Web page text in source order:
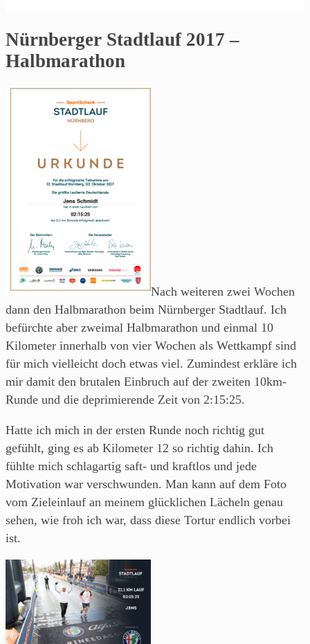
Nürnberger Stadtlauf 2017 –
Halbmarathon
Nach weiteren zwei Wochen
dann den Halbmarathon beim Nürnberger Stadtlauf. Ich
befürchte aber zweimal Halbmarathon und einmal 10
Kilometer innerhalb von vier Wochen als Wettkampf sind
für mich vielleicht doch etwas viel. Zumindest erkläre ich
mir damit den brutalen Einbruch auf der zweiten 10km-
Runde und die deprimierende Zeit von 2:15:25.
Hatte ich mich in der ersten Runde noch richtig gut
gefühlt, ging es ab Kilometer 12 so richtig dahin. Ich
fühlte mich schlagartig saft- und kraftlos und jede
Motivation war verschwunden. Man kann auf dem Foto
vom Zieleinlauf an meinem glücklichen Lächeln genau
sehen, wie froh ich war, dass diese Tortur endlich vorbei
ist.